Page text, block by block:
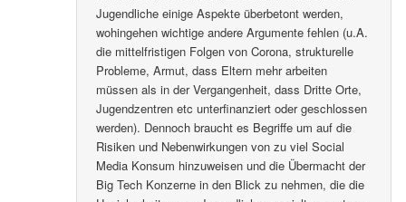
Jugendliche einige Aspekte überbetont werden,
wohingehen wichtige andere Argumente fehlen (u.A.
die mittelfristigen Folgen von Corona, strukturelle
Probleme, Armut, dass Eltern mehr arbeiten
müssen als in der Vergangenheit, dass Dritte Orte,
Jugendzentren etc unterfinanziert oder geschlossen
werden). Dennoch braucht es Begriffe um auf die
Risiken und Nebenwirkungen von zu viel Social
Media Konsum hinzuweisen und die Übermacht der
Big Tech Konzerne in den Blick zu nehmen, die die